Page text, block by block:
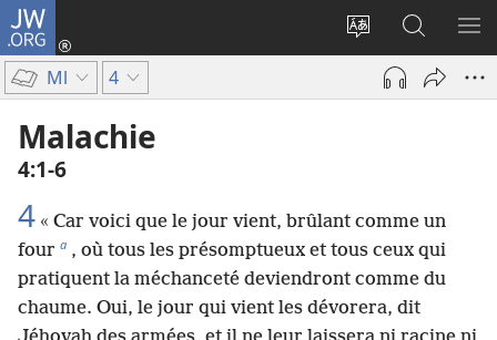
JW.ORG
Changer
langue
Se
connecter
sur
JW.ORG
Ml 4
Malachie
4​:​1-6
4 « Car voici que le jour vient, brûlant comme un
four a , où tous les présomptueux et tous ceux qui
pratiquent la méchanceté deviendront comme du
chaume. Oui, le jour qui vient les dévorera, dit